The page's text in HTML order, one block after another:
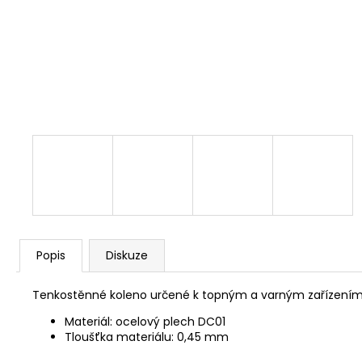
Popis Diskuze
Tenkostěnné koleno určené k topným a varným
Materiál: ocelový plech DC01
Tloušťka materiálu: 0,45 mm